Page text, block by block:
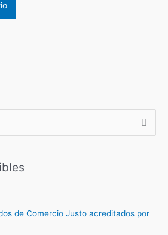
de Comercio Justo acreditados por